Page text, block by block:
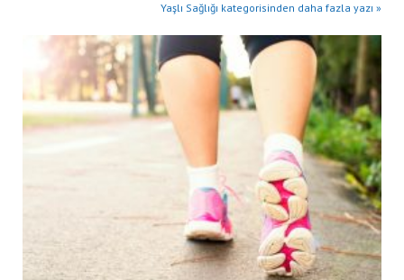
Yaşlı Sağlığı kategorisinden daha fazla yazı »